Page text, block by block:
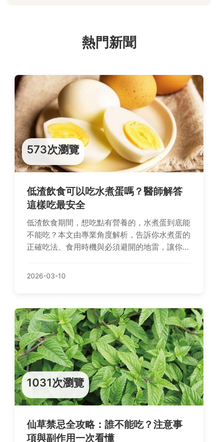
熱門新聞
573次瀏覽
低渣飲食可以吃水煮蛋嗎？醫師解答
這樣吃最安全
低渣飲食期間，想吃點有營養的，水煮蛋到底能
不能吃？本文由專業角度解析，告訴你水煮蛋的
正確吃法、食用時機與必須避開的地雷，讓你在
準備。
2026-03-10
1031次瀏覽
仙草禁忌全攻略：誰不能吃？注意事
項與副作用一次看懂